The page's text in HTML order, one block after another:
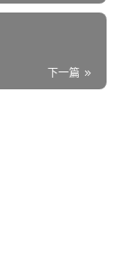
桥。所谓香
米、宽约半
下一篇